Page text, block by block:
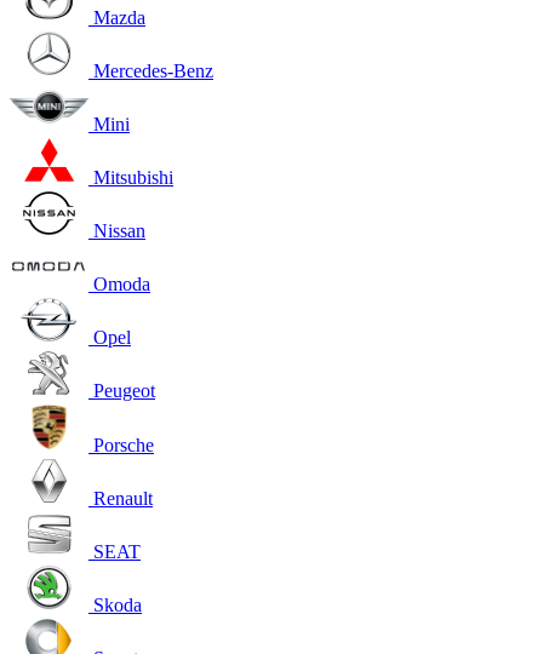
Mazda
Mercedes-Benz
Mini
Mitsubishi
Nissan
Omoda
Opel
Peugeot
Porsche
Renault
SEAT
Skoda